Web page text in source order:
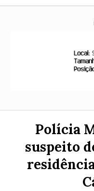
Polícia
suspeito